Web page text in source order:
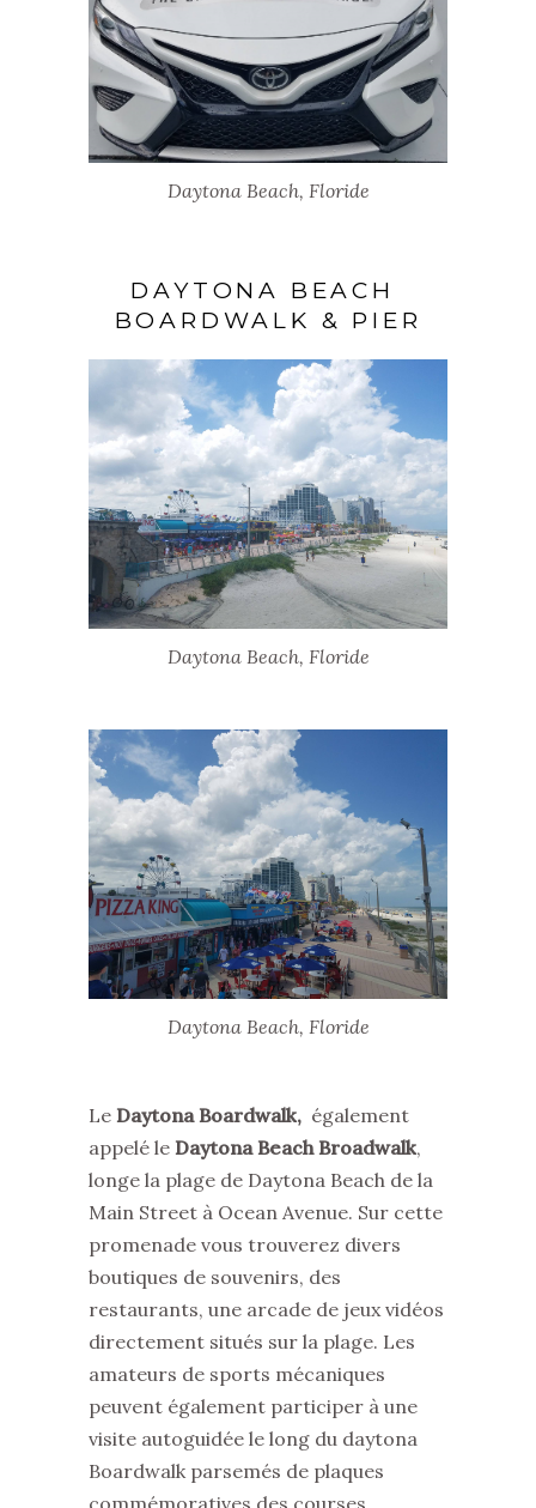
Daytona Beach, Floride
DAYTONA BEACH
BOARDWALK & PIER
Daytona Beach, Floride
Daytona Beach, Floride
Le Daytona Boardwalk, également
appelé le Daytona Beach Broadwalk,
longe la plage de Daytona Beach de la
Main Street à Ocean Avenue. Sur cette
promenade vous trouverez divers
boutiques de souvenirs, des
restaurants, une arcade de jeux vidéos
directement situés sur la plage. Les
amateurs de sports mécaniques
peuvent également participer à une
visite autoguidée le long du daytona
Boardwalk parsemés de plaques